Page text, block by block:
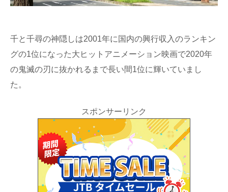
千と千尋の神隠しは2001年に国内の興行収入のランキン
グの1位になった大ヒットアニメーション映画で2020年
の鬼滅の刃に抜かれるまで長い間1位に輝いていまし
た。
スポンサーリンク